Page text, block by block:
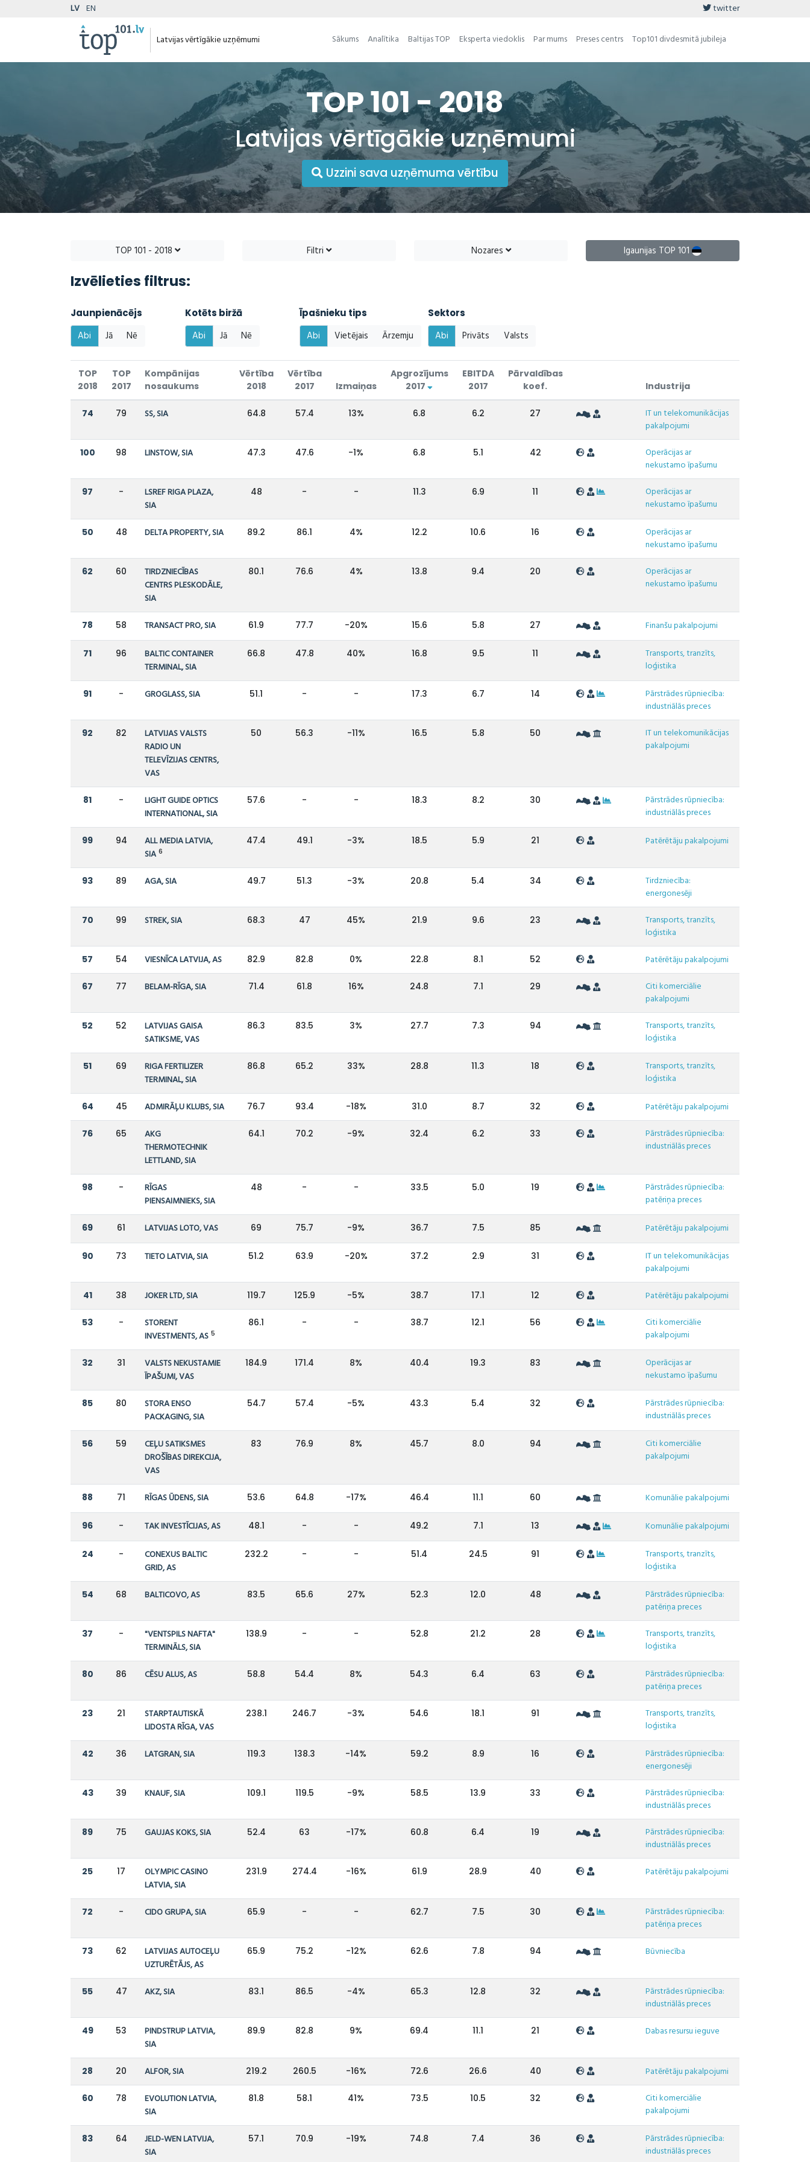
LV EN twitter
Latvijas vērtīgākie uzņēmumi Sākums Analītika Baltijas TOP Eksperta viedoklis Par mums Preses centrs Top101 divdesmitā jubileja
TOP 101 - 2018
Latvijas vērtīgākie uzņēmumi
Uzzini sava uzņēmuma vērtību
TOP 101 - 2018 Filtri Nozares Igaunijas TOP 101
Izvēlieties filtrus:
Jaunpienācējs
Abi Jā Nē
Kotēts biržā
Abi Jā Nē
Īpašnieku tips
Abi Vietējais Ārzemju
Sektors
Abi Privāts Valsts
TOP
2018
TOP
2017
Kompānijas
nosaukums
Vērtība
2018
Vērtība
2017
Izmaiņas
Apgrozījums
2017
EBITDA
2017
Pārvaldības
koef.
Industrija
74 79 SS, SIA 64.8 57.4 13% 6.8 6.2 27
IT un telekomunikācijas
pakalpojumi
100 98 LINSTOW, SIA 47.3 47.6 -1% 6.8 5.1 42
Operācijas ar
nekustamo īpašumu
97 -
LSREF RIGA PLAZA,
SIA
48 - - 11.3 6.9 11
Operācijas ar
nekustamo īpašumu
50 48 DELTA PROPERTY, SIA 89.2 86.1 4% 12.2 10.6 16
Operācijas ar
nekustamo īpašumu
62 60
TIRDZNIECĪBAS
CENTRS PLESKODĀLE,
SIA
80.1 76.6 4% 13.8 9.4 20
Operācijas ar
nekustamo īpašumu
78 58 TRANSACT PRO, SIA 61.9 77.7 -20% 15.6 5.8 27 Finanšu pakalpojumi
71 96
BALTIC CONTAINER
TERMINAL, SIA
66.8 47.8 40% 16.8 9.5 11
Transports, tranzīts,
loģistika
91 - GROGLASS, SIA 51.1 - - 17.3 6.7 14
Pārstrādes rūpniecība:
industriālās preces
92 82
LATVIJAS VALSTS
RADIO UN
TELEVĪZIJAS CENTRS,
VAS
50 56.3 -11% 16.5 5.8 50
IT un telekomunikācijas
pakalpojumi
81 -
LIGHT GUIDE OPTICS
INTERNATIONAL, SIA
57.6 - - 18.3 8.2 30
Pārstrādes rūpniecība:
industriālās preces
99 94
ALL MEDIA LATVIA,
SIA 6
47.4 49.1 -3% 18.5 5.9 21 Patērētāju pakalpojumi
93 89 AGA, SIA 49.7 51.3 -3% 20.8 5.4 34
Tirdzniecība:
energonesēji
70 99 STREK, SIA 68.3 47 45% 21.9 9.6 23
Transports, tranzīts,
loģistika
57 54 VIESNĪCA LATVIJA, AS 82.9 82.8 0% 22.8 8.1 52 Patērētāju pakalpojumi
67 77 BELAM-RĪGA, SIA 71.4 61.8 16% 24.8 7.1 29
Citi komerciālie
pakalpojumi
52 52
LATVIJAS GAISA
SATIKSME, VAS
86.3 83.5 3% 27.7 7.3 94
Transports, tranzīts,
loģistika
51 69
RIGA FERTILIZER
TERMINAL, SIA
86.8 65.2 33% 28.8 11.3 18
Transports, tranzīts,
loģistika
64 45 ADMIRĀĻU KLUBS, SIA 76.7 93.4 -18% 31.0 8.7 32 Patērētāju pakalpojumi
76 65
AKG
THERMOTECHNIK
LETTLAND, SIA
64.1 70.2 -9% 32.4 6.2 33
Pārstrādes rūpniecība:
industriālās preces
98 -
RĪGAS
PIENSAIMNIEKS, SIA
48 - - 33.5 5.0 19
Pārstrādes rūpniecība:
patēriņa preces
69 61 LATVIJAS LOTO, VAS 69 75.7 -9% 36.7 7.5 85 Patērētāju pakalpojumi
90 73 TIETO LATVIA, SIA 51.2 63.9 -20% 37.2 2.9 31
IT un telekomunikācijas
pakalpojumi
41 38 JOKER LTD, SIA 119.7 125.9 -5% 38.7 17.1 12 Patērētāju pakalpojumi
53 -
STORENT
INVESTMENTS, AS 5
86.1 - - 38.7 12.1 56
Citi komerciālie
pakalpojumi
32 31
VALSTS NEKUSTAMIE
ĪPAŠUMI, VAS
184.9 171.4 8% 40.4 19.3 83
Operācijas ar
nekustamo īpašumu
85 80
STORA ENSO
PACKAGING, SIA
54.7 57.4 -5% 43.3 5.4 32
Pārstrādes rūpniecība:
industriālās preces
56 59
CEĻU SATIKSMES
DROŠĪBAS DIREKCIJA,
VAS
83 76.9 8% 45.7 8.0 94
Citi komerciālie
pakalpojumi
88 71 RĪGAS ŪDENS, SIA 53.6 64.8 -17% 46.4 11.1 60 Komunālie pakalpojumi
96 - TAK INVESTĪCIJAS, AS 48.1 - - 49.2 7.1 13 Komunālie pakalpojumi
24 -
CONEXUS BALTIC
GRID, AS
232.2 - - 51.4 24.5 91
Transports, tranzīts,
loģistika
54 68 BALTICOVO, AS 83.5 65.6 27% 52.3 12.0 48
Pārstrādes rūpniecība:
patēriņa preces
37 -
"VENTSPILS NAFTA"
TERMINĀLS, SIA
138.9 - - 52.8 21.2 28
Transports, tranzīts,
loģistika
80 86 CĒSU ALUS, AS 58.8 54.4 8% 54.3 6.4 63
Pārstrādes rūpniecība:
patēriņa preces
23 21
STARPTAUTISKĀ
LIDOSTA RĪGA, VAS
238.1 246.7 -3% 54.6 18.1 91
Transports, tranzīts,
loģistika
42 36 LATGRAN, SIA 119.3 138.3 -14% 59.2 8.9 16
Pārstrādes rūpniecība:
energonesēji
43 39 KNAUF, SIA 109.1 119.5 -9% 58.5 13.9 33
Pārstrādes rūpniecība:
industriālās preces
89 75 GAUJAS KOKS, SIA 52.4 63 -17% 60.8 6.4 19
Pārstrādes rūpniecība:
industriālās preces
25 17
OLYMPIC CASINO
LATVIA, SIA
231.9 274.4 -16% 61.9 28.9 40 Patērētāju pakalpojumi
72 - CIDO GRUPA, SIA 65.9 - - 62.7 7.5 30
Pārstrādes rūpniecība:
patēriņa preces
73 62
LATVIJAS AUTOCEĻU
UZTURĒTĀJS, AS
65.9 75.2 -12% 62.6 7.8 94 Būvniecība
55 47 AKZ, SIA 83.1 86.5 -4% 65.3 12.8 32
Pārstrādes rūpniecība:
industriālās preces
49 53
PINDSTRUP LATVIA,
SIA
89.9 82.8 9% 69.4 11.1 21 Dabas resursu ieguve
28 20 ALFOR, SIA 219.2 260.5 -16% 72.6 26.6 40 Patērētāju pakalpojumi
60 78
EVOLUTION LATVIA,
SIA
81.8 58.1 41% 73.5 10.5 32
Citi komerciālie
pakalpojumi
83 64
JELD-WEN LATVIJA,
SIA
57.1 70.9 -19% 74.8 7.4 36
Pārstrādes rūpniecība:
industriālās preces